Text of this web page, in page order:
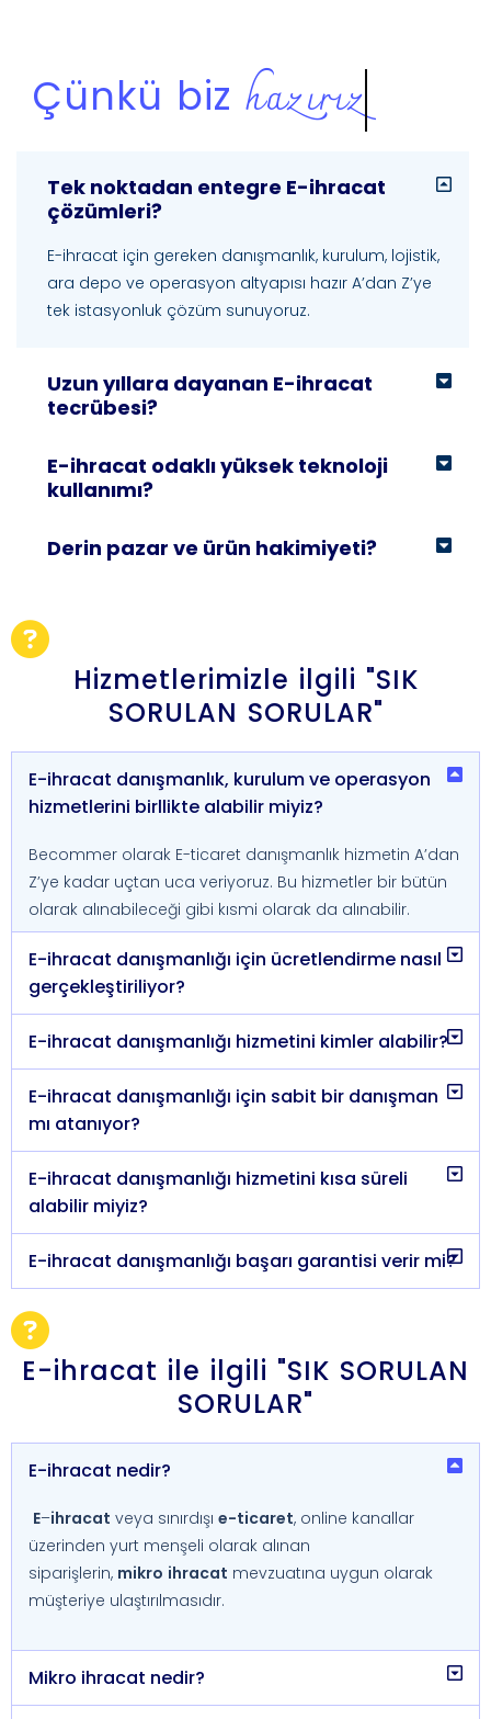
Çünkü biz tecrübeliyiz
Tek noktadan entegre E-ihracat
çözümleri?
E-ihracat için gereken danışmanlık, kurulum, lojistik,
ara depo ve operasyon altyapısı hazır A’dan Z’ye
tek istasyonluk çözüm sunuyoruz.
Uzun yıllara dayanan E-ihracat
tecrübesi?
E-ihracat odaklı yüksek teknoloji
kullanımı?
Derin pazar ve ürün hakimiyeti?
Hizmetlerimizle ilgili "SIK
SORULAN SORULAR"
E-ihracat danışmanlık, kurulum ve operasyon
hizmetlerini birllikte alabilir miyiz?
Becommer olarak E-ticaret danışmanlık hizmetin A’dan
Z’ye kadar uçtan uca veriyoruz. Bu hizmetler bir bütün
olarak alınabileceği gibi kısmi olarak da alınabilir.
E-ihracat danışmanlığı için ücretlendirme nasıl
gerçekleştiriliyor?
E-ihracat danışmanlığı hizmetini kimler alabilir?
E-ihracat danışmanlığı için sabit bir danışman
mı atanıyor?
E-ihracat danışmanlığı hizmetini kısa süreli
alabilir miyiz?
E-ihracat danışmanlığı başarı garantisi verir mi?
E-ihracat ile ilgili "SIK SORULAN
SORULAR"
E-ihracat nedir?
E–ihracat veya sınırdışı e-ticaret, online kanallar
üzerinden yurt menşeli olarak alınan
siparişlerin, mikro ihracat mevzuatına uygun olarak
müşteriye ulaştırılmasıdır.
Mikro ihracat nedir?